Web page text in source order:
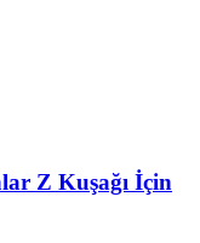
Z Kuşağı İçin